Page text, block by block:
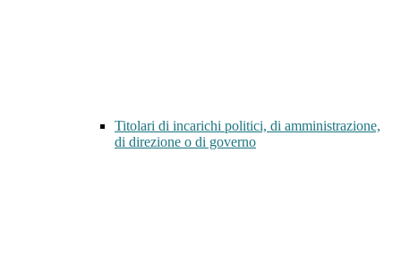
Titolari di incarichi politici, di amministrazione,
di direzione o di governo